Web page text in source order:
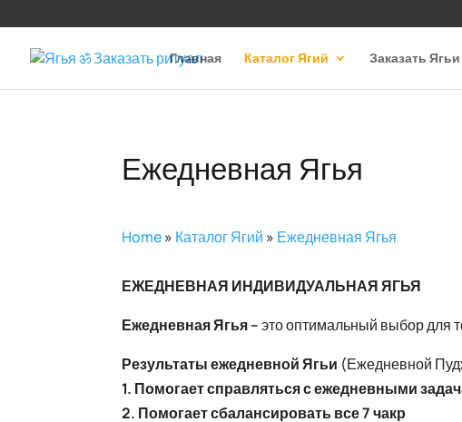
Главная Каталог Ягий Заказать Ягьи
Ежедневная Ягья
Home» Каталог Ягий » Ежедневная Ягья
ЕЖЕДНЕВНАЯ ИНДИВИДУАЛЬНАЯ ЯГЬЯ
Ежедневная Ягья –это оптимальный выбор для
Результаты ежедневной Ягьи (Ежедневной
1. Помогает справляться с ежедневными
2. Помогает сбалансировать все 7 чакр